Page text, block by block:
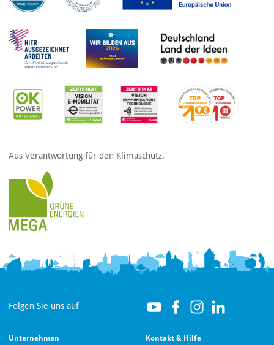
Aus Verantwortung für den Klimaschutz.
Folgen Sie uns auf
Unternehmen
Kontakt & Hilfe